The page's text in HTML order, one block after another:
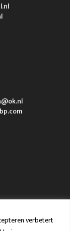
verbetert